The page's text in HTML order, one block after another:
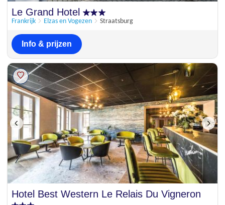
Le Grand Hotel
Frankrijk Elzas en Vogezen Straatsburg
Info & prijzen
Hotel Best Western Le Relais Du Vigneron